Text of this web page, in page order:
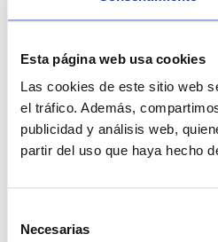
Esta página web usa cookies
Las cookies de este sitio web
el tráfico. Además,
publicidad y análisis web,
partir del uso que haya hecho
Necesarias